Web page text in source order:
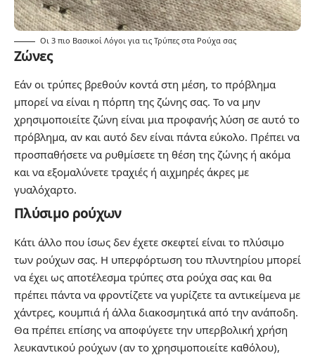
Οι 3 πιο Βασικοί Λόγοι για τις Τρύπες στα Ρούχα σας
Ζώνες
Εάν οι τρύπες βρεθούν κοντά στη μέση, το πρόβλημα
μπορεί να είναι η πόρπη της ζώνης σας. Το να μην
χρησιμοποιείτε ζώνη είναι μια προφανής λύση σε αυτό το
πρόβλημα, αν και αυτό δεν είναι πάντα εύκολο. Πρέπει να
προσπαθήσετε να ρυθμίσετε τη θέση της ζώνης ή ακόμα
και να εξομαλύνετε τραχιές ή αιχμηρές άκρες με
γυαλόχαρτο.
Πλύσιμο ρούχων
Κάτι άλλο που ίσως δεν έχετε σκεφτεί είναι το πλύσιμο
των ρούχων σας. Η υπερφόρτωση του πλυντηρίου μπορεί
να έχει ως αποτέλεσμα τρύπες στα ρούχα σας και θα
πρέπει πάντα να φροντίζετε να γυρίζετε τα αντικείμενα με
χάντρες, κουμπιά ή άλλα διακοσμητικά από την ανάποδη.
Θα πρέπει επίσης να αποφύγετε την υπερβολική χρήση
λευκαντικού ρούχων (αν το χρησιμοποιείτε καθόλου),